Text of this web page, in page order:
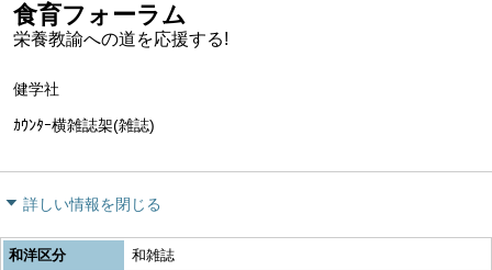
食育フォーラム
栄養教諭への道を応援する!
健学社
ｶｳﾝﾀｰ横雑誌架(雑誌)
詳しい情報を閉じる
和洋区分
和雑誌